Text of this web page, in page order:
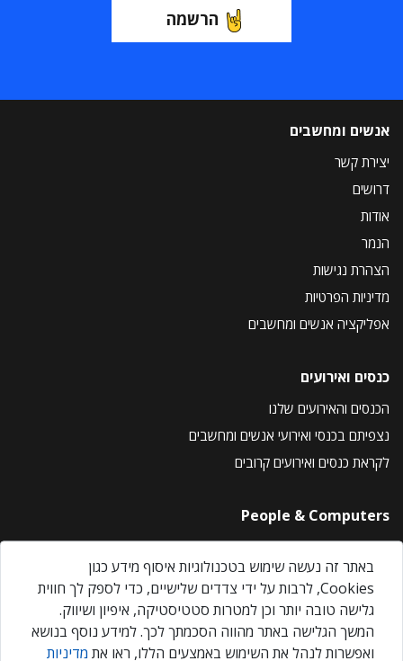
הרשמה
אנשים ומחשבים
יצירת קשר
דרושים
אודות
הנמר
הצהרת נגישות
מדיניות הפרטיות
אפליקציה אנשים ומחשבים
כנסים ואירועים
הכנסים והאירועים שלנו
נצפיתם בכנסי ואירועי אנשים ומחשבים
לקראת כנסים ואירועים קרובים
People & Computers
About Us
Privacy Policy
Contact Us
Our Events
באתר זה נעשה שימוש בטכנולוגיות איסוף מידע כגון
Cookies, לרבות על ידי צדדים שלישיים, כדי לספק לך חווית
גלישה טובה יותר וכן למטרות סטטיסטיקה, איפיון ושיווק.
המשך הגלישה באתר מהווה הסכמתך לכך. למידע נוסף בנושא
ואפשרות לנהל את השימוש באמצעים הללו, ראו את מדיניות